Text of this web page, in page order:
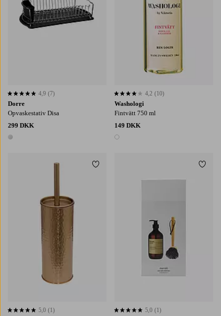
Dorre
Opvaskestativ Disa
299 DKK
1 farve
4,9 baseret på 7 bedømmelser
4,9 (7)
Washologi
Fintvätt 750 ml
149 DKK
1 farve
4,2 baseret på 10 bedømmelser
4,2 (10)
5,0 baseret på 1 bedømmelser
5,0 (1)
Tilføj til favoritter
5,0 baseret på 1 bedømmelser
5,0 (1)